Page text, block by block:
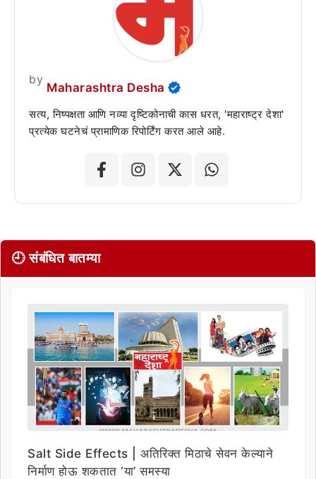
by
Maharashtra Desha
सत्य, निष्पक्षता आणि नव्या दृष्टिकोनाची कास धरत, 'महाराष्ट्र देशा'
प्रत्येक घटनेचं प्रामाणिक रिपोर्टिंग करत आले आहे.
🕘 संबंधित बातम्या
Salt Side Effects | अतिरिक्त मिठाचे सेवन केल्याने
निर्माण होऊ शकतात ‘या’ समस्या